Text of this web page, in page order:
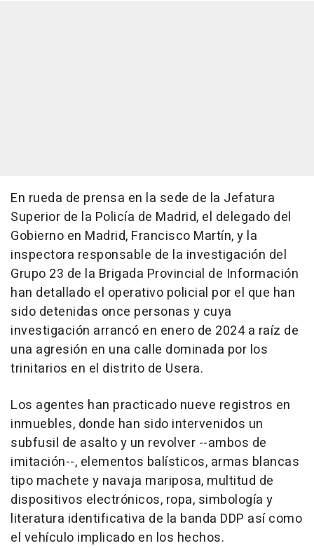
En rueda de prensa en la sede de la Jefatura
Superior de la Policía de Madrid, el delegado del
Gobierno en Madrid, Francisco Martín, y la
inspectora responsable de la investigación del
Grupo 23 de la Brigada Provincial de Información
han detallado el operativo policial por el que han
sido detenidas once personas y cuya
investigación arrancó en enero de 2024 a raíz de
una agresión en una calle dominada por los
trinitarios en el distrito de Usera.
Los agentes han practicado nueve registros en
inmuebles, donde han sido intervenidos un
subfusil de asalto y un revolver --ambos de
imitación--, elementos balísticos, armas blancas
tipo machete y navaja mariposa, multitud de
dispositivos electrónicos, ropa, simbología y
literatura identificativa de la banda DDP así como
el vehículo implicado en los hechos.